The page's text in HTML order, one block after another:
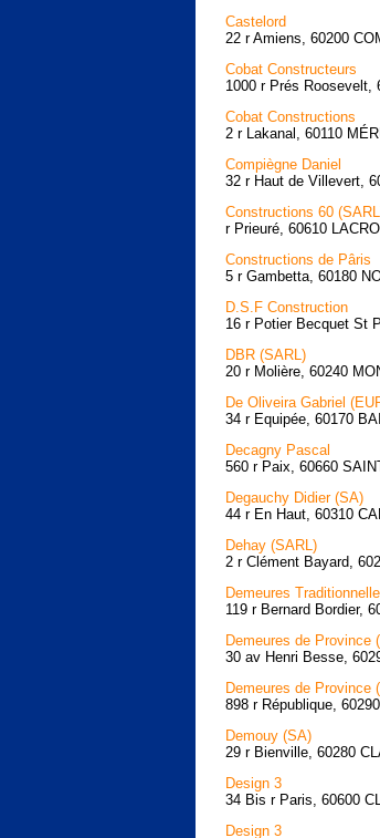
Castelord
22 r Amiens, 60200
Cobat Constructeurs
1000 r Prés Roosevelt,
Cobat Constructions
2 r Lakanal, 60110
Compiègne Daniel
32 r Haut de Villevert,
Constructions 60
r Prieuré, 60610
Constructions de Pâris
5 r Gambetta, 60180
D.S.F Construction
16 r Potier Becquet St
DBR (SARL)
20 r Molière, 60240
De Oliveira Gabriel
34 r Equipée, 60170
Decagny Pascal
560 r Paix, 60660
Degauchy Didier (SA)
44 r En Haut, 60310
Dehay (SARL)
2 r Clément Bayard,
Demeures
119 r Bernard Bordier,
Demeures de Province
30 av Henri Besse,
Demeures de Province
898 r République,
Demouy (SA)
29 r Bienville, 60280
Design 3
34 Bis r Paris, 60600
Design 3